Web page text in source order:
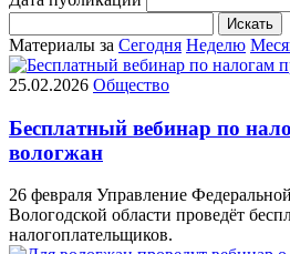
Искать
Материалы за Сегодня Неделю
25.02.2026 Общество
Бесплатный вебинар по
вологжан
26 февраля Управление
Вологодской области проведёт
налогоплательщиков.